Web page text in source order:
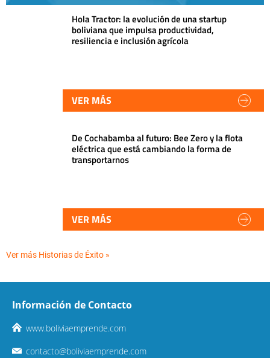
Hola Tractor: la evolución de una startup
boliviana que impulsa productividad,
resiliencia e inclusión agrícola
VER MÁS
De Cochabamba al futuro: Bee Zero y la flota
eléctrica que está cambiando la forma de
transportarnos
VER MÁS
Ver más Historias de Éxito »
Información de Contacto
www.boliviaemprende.com
contacto@boliviaemprende.com